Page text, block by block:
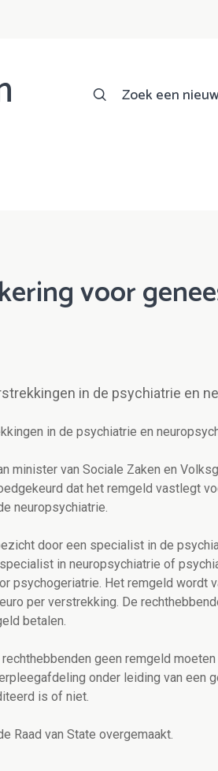
Zoek een
voor
in de psychiatrie en
in de psychiatrie en
minister van Sociale Zaken en
dat het remgeld vastlegt
neuropsychiatrie.
door een specialist in de
in neuropsychiatrie of
psychogeriatrie. Het remgeld wordt
per verstrekking. De
betalen.
geen remgeld
onder leiding van een
is of niet.
Raad van State overgemaakt.